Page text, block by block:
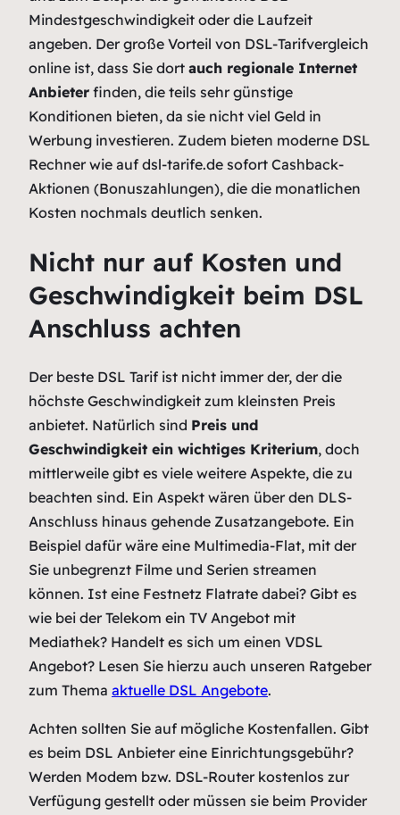
Mindestgeschwindigkeit oder die Laufzeit
angeben. Der große Vorteil von DSL-Tarifvergleich
online ist, dass Sie dort auch regionale Internet
Anbieter finden, die teils sehr günstige
Konditionen bieten, da sie nicht viel Geld in
Werbung investieren. Zudem bieten moderne DSL
Rechner wie auf dsl-tarife.de sofort Cashback-
Aktionen (Bonuszahlungen), die die monatlichen
Kosten nochmals deutlich senken.
Nicht nur auf Kosten und
Geschwindigkeit beim DSL
Anschluss achten
Der beste DSL Tarif ist nicht immer der, der die
höchste Geschwindigkeit zum kleinsten Preis
anbietet. Natürlich sind Preis und
Geschwindigkeit ein wichtiges Kriterium, doch
mittlerweile gibt es viele weitere Aspekte, die zu
beachten sind. Ein Aspekt wären über den DLS-
Anschluss hinaus gehende Zusatzangebote. Ein
Beispiel dafür wäre eine Multimedia-Flat, mit der
Sie unbegrenzt Filme und Serien streamen
können. Ist eine Festnetz Flatrate dabei? Gibt es
wie bei der Telekom ein TV Angebot mit
Mediathek? Handelt es sich um einen VDSL
Angebot? Lesen Sie hierzu auch unseren Ratgeber
zum Thema aktuelle DSL Angebote.
Achten sollten Sie auf mögliche Kostenfallen. Gibt
es beim DSL Anbieter eine Einrichtungsgebühr?
Werden Modem bzw. DSL-Router kostenlos zur
Verfügung gestellt oder müssen sie beim Provider